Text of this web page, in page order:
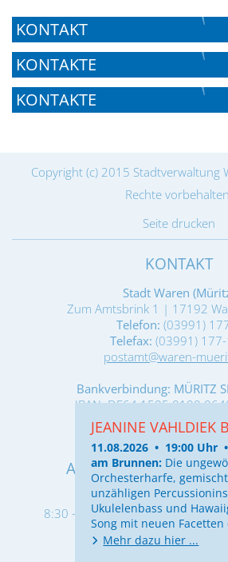
KONTAKT
KONTAKTE
KONTAKTE
Copyright (c) 2015 Stadtverwaltung
Rechte
Seite drucken
KONTAKT
Stadt Waren
Zum Amtsbrink 1 | 17192
Telefon: (03991)
Telefax: (03991)
postamt@waren-
Bankverbindung: MÜRITZ
IBAN: DE64 1505 0100
BIC-/SWIFT-Code:
ALLGEMEINE
Montag:
8:30 - 12:00 Uhr
Dienstag:
JEANINE VAHLDIEK
11.08.2026 • 19:00 Uhr
am Brunnen: Die
Orchesterharfe,
unzähligen
Ukulelenbass und
Song mit neuen
Mehr dazu hier ...